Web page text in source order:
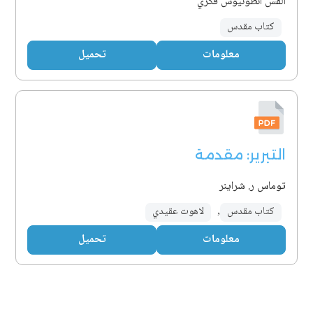
كتاب مقدس
معلومات تحميل
التبرير: مقدمة
توماس ر. شراينر
كتاب مقدس , لاهوت عقيدي
معلومات تحميل